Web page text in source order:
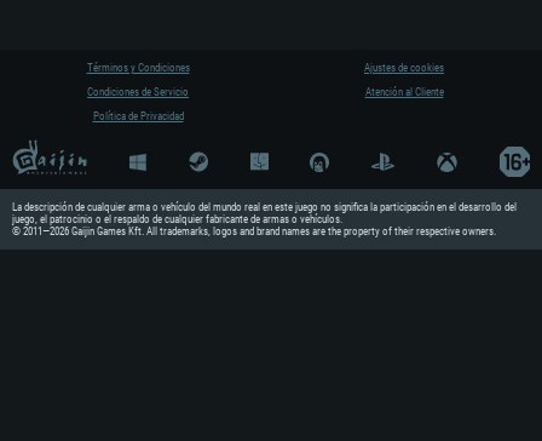
Términos y Condiciones
Condiciones de Servicio
Política de Privacidad
Ajustes de cookies
Atención al Cliente
La descripción de cualquier arma o vehículo del mundo real en este juego no significa la participación en el desarrollo del
juego, el patrocinio o el respaldo de cualquier fabricante de armas o vehículos.
© 2011—2026 Gaijin Games Kft. All trademarks, logos and brand names are the property of their respective owners.